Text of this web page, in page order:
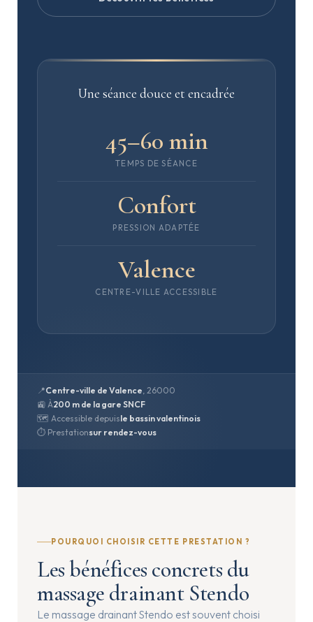
Une séance douce et encadrée
45–60 min
TEMPS DE SÉANCE
Confort
PRESSION ADAPTÉE
Valence
CENTRE-VILLE ACCESSIBLE
📍Centre-ville de Valence , 26000
🚉 À200 m de la gare SNCF
🗺️ Accessible depuisle bassin valentinois
⏱️ Prestationsur rendez-vous
POURQUOI CHOISIR CETTE PRESTATION ?
Les bénéfices concrets du
massage drainant Stendo
Le massage drainant Stendo est souvent choisi